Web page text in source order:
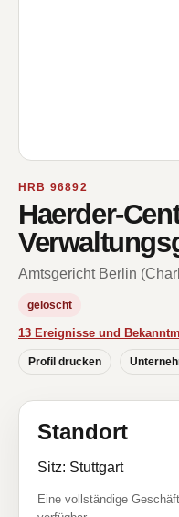
HRB 96892
Haerder-
Amtsgericht Berlin
gelöscht
13 Ereignisse und
Profil drucken
Standort
Sitz: Stuttgart
Eine vollständige